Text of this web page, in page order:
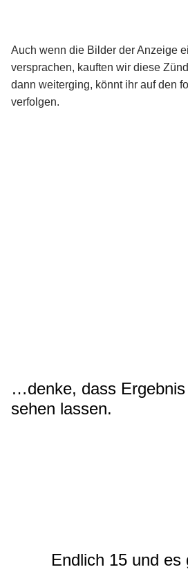
Auch wenn die Bilder der Anzeige
versprachen, kauften wir diese
dann weiterging, könnt ihr auf den
verfolgen.
…denke, dass
sehen lassen.
Endlich 15 und